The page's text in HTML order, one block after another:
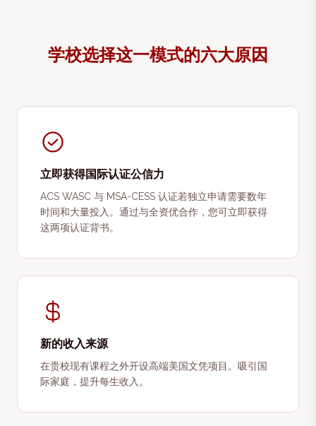
学校选择这一模式的六大原因
立即获得国际认证公信力
ACS WASC 与 MSA-CESS 认证若独立申请需要数年
时间和大量投入。通过与全资优合作，您可立即获得
这两项认证背书。
新的收入来源
在贵校现有课程之外开设高端美国文凭项目。吸引国
际家庭，提升每生收入。